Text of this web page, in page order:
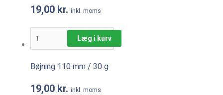
19,00 kr. inkl. moms
Læg i kurv
Bøjning 110 mm / 30 g
19,00 kr. inkl. moms